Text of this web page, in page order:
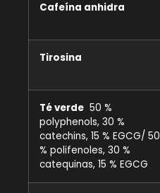
Cafeína anhidra
Tirosina
Té verde 50 %
polyphenols, 30 %
catechins, 15 % EGCG/ 50
% polifenoles, 30 %
catequinas, 15 % EGCG